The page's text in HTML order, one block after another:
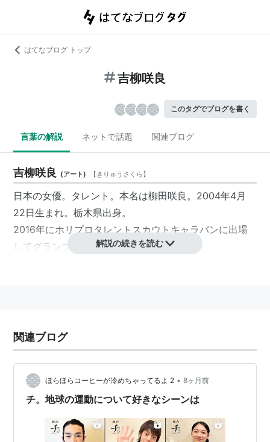
はてなブログ トップ
吉柳咲良
このタグでブログを書く
言葉の解説 ネットで話題 関連ブログ
吉柳咲良 (アート) 【きりゅうさくら】
日本の女優。タレント。本名は柳田咲良。2004年4月
22日生まれ。栃木県出身。
2016年にホリプロタレントスカウトキャラバンに出場
してグランプリを受賞した。
解説の続きを読む
関連ブログ
ほらほらコーヒーが冷めちゃってるよ 2 • 8ヶ月前
チ。地球の運動について好きなシーンは